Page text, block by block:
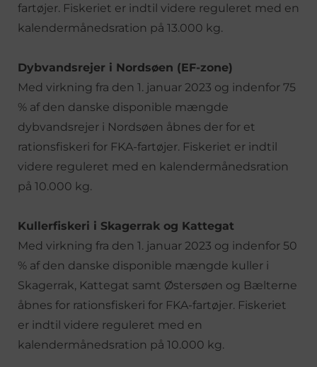
fartøjer. Fiskeriet er indtil videre reguleret med en
kalendermånedsration på 13.000 kg.
Dybvandsrejer i Nordsøen (EF-zone)
Med virkning fra den 1. januar 2023 og indenfor 75
% af den danske disponible mængde
dybvandsrejer i Nordsøen åbnes der for et
rationsfiskeri for FKA-fartøjer. Fiskeriet er indtil
videre reguleret med en kalendermånedsration
på 10.000 kg.
Kullerfiskeri i Skagerrak og Kattegat
Med virkning fra den 1. januar 2023 og indenfor 50
% af den danske disponible mængde kuller i
Skagerrak, Kattegat samt Østersøen og Bælterne
åbnes for rationsfiskeri for FKA-fartøjer. Fiskeriet
er indtil videre reguleret med en
kalendermånedsration på 10.000 kg.